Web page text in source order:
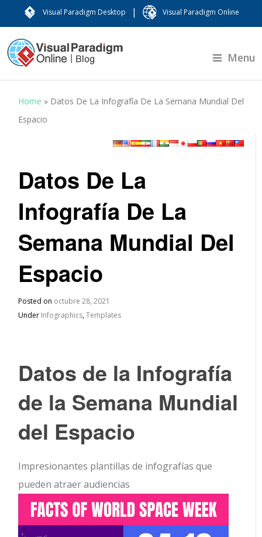
Visual Paradigm Desktop | Visual Paradigm Online
Menu
Home » Datos De La Infografía De La Semana Mundial Del
Espacio
Datos De La
Infografía De La
Semana Mundial Del
Espacio
Posted on octubre 28, 2021
Under Infographics,Templates
Datos de la Infografía
de la Semana Mundial
del Espacio
Impresionantes plantillas de infografías que
pueden atraer audiencias